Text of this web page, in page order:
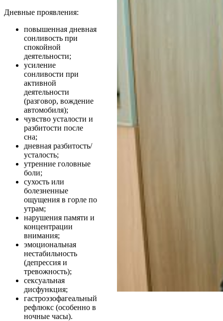
Дневные проявления:
повышенная дневная
сонливость при
спокойной
деятельности;
усиление
сонливости при
активной
деятельности
(разговор, вождение
автомобиля);
чувство усталости и
разбитости после
сна;
дневная разбитость/
усталость;
утренние головные
боли;
сухость или
болезненные
ощущения в горле по
утрам;
нарушения памяти и
концентрации
внимания;
эмоциональная
нестабильность
(депрессия и
тревожность);
сексуальная
дисфункция;
гастроэзофагеальный
рефлюкс (особенно в
ночные часы).